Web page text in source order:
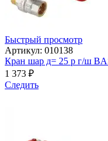
Быстрый просмотр
Артикул: 010138
Кран шар д= 25 р г/ш
1 373 ₽
Следить